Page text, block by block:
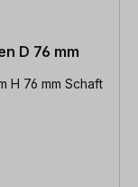
D 76 mm
H 76 mm Schaft